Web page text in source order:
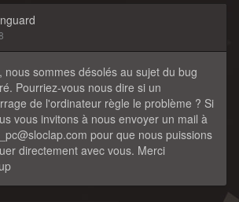
nous sommes désolés au sujet du bug
Pourriez-vous nous dire si un
de l'ordinateur règle le problème ? Si
vous invitons à nous envoyer un mail à
pour que nous puissions
directement avec vous. Merci